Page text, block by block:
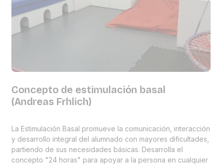
Concepto de estimulación basal
(Andreas Frhlich)
La Estimulación Basal promueve la comunicación, interacción
y desarrollo integral del alumnado con mayores dificultades,
partiendo de sus necesidades básicas. Desarrolla el
concepto "24 horas" para apoyar a la persona en cualquier